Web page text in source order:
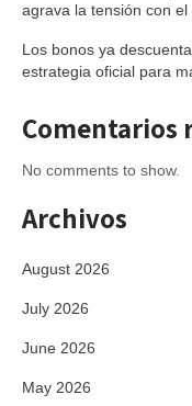
agrava la tensión con
Los bonos ya
estrategia oficial para
Comentarios
No comments to show.
Archivos
August 2026
July 2026
June 2026
May 2026